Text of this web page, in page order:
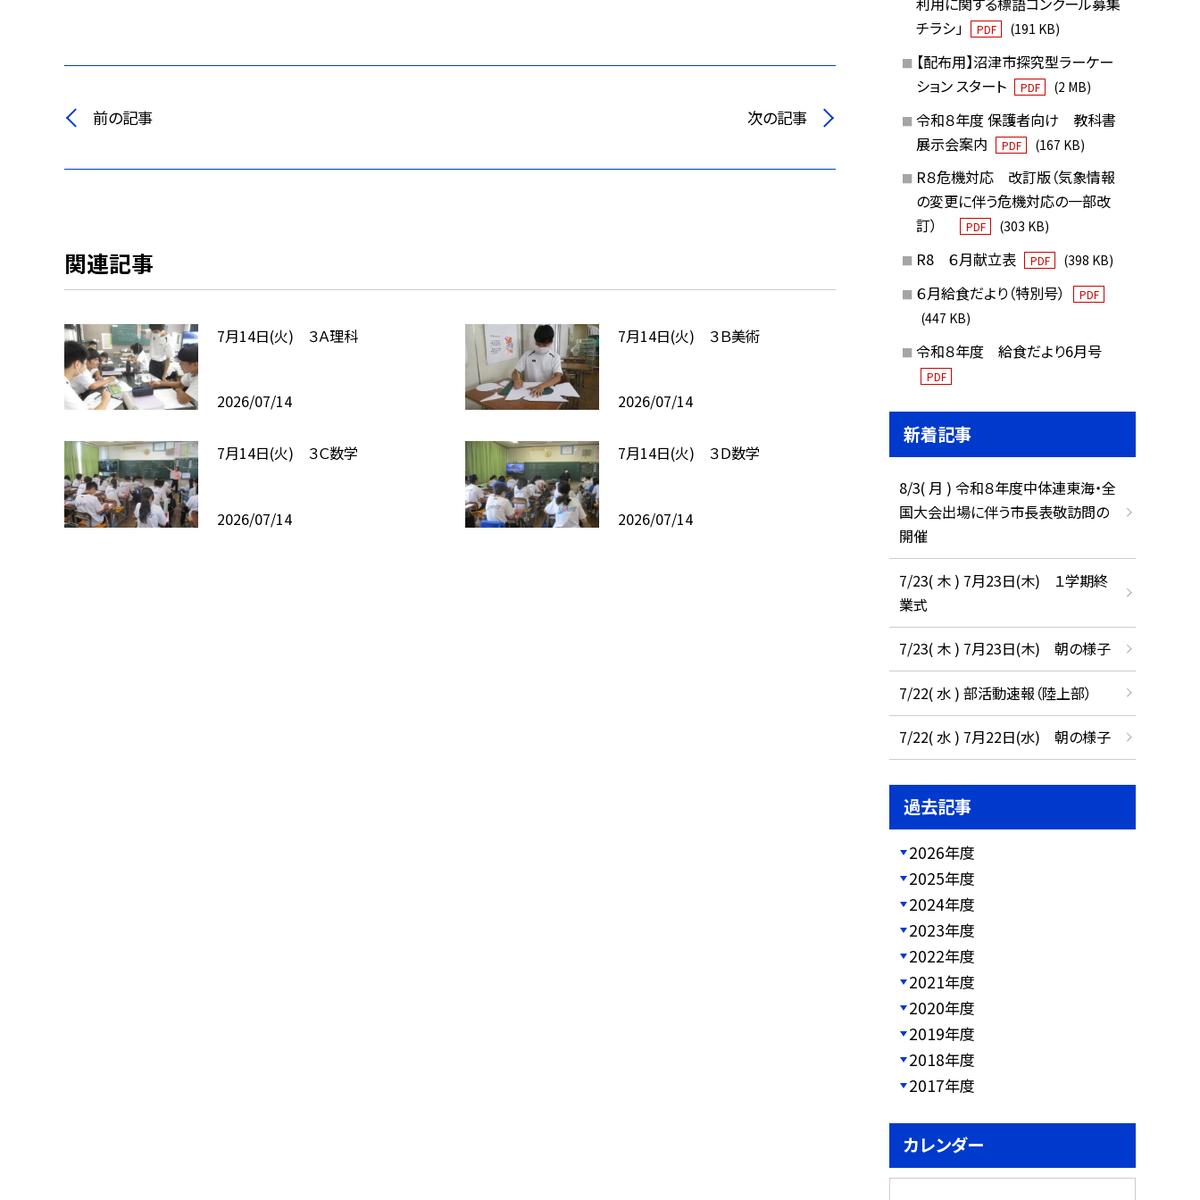
前の記事 次の記事
関連記事
7月14日(火) ３Ａ理科
2026/07/14
7月14日(火) ３Ｂ美術
2026/07/14
7月14日(火) ３Ｃ数学
2026/07/14
7月14日(火) ３Ｄ数学
2026/07/14
チラシ」
PDF (191 KB)
【配布用】沼津市探究型ラーケー
ション スタート
PDF (2 MB)
令和８年度 保護者向け 教科書
展示会案内
PDF (167 KB)
R８危機対応 改訂版（気象情報
の変更に伴う危機対応の一部改
訂）
PDF (303 KB)
R8 ６月献立表 PDF (398 KB)
６月給食だより（特別号） PDF
(447 KB)
令和８年度 給食だより6月号
PDF
新着記事
8/3( 月 ) 令和８年度中体連東海・全
国大会出場に伴う市長表敬訪問の
開催
7/23( 木 ) 7月23日(木) １学期終
業式
7/23( 木 ) 7月23日(木) 朝の様子
7/22( 水 ) 部活動速報（陸上部）
7/22( 水 ) 7月22日(水) 朝の様子
過去記事
2026年度
2025年度
2024年度
2023年度
2022年度
2021年度
2020年度
2019年度
2018年度
2017年度
カレンダー